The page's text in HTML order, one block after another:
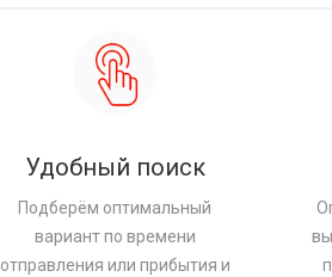
Удобный поиск
Подберём оптимальный
вариант по времени
отправления или прибытия и